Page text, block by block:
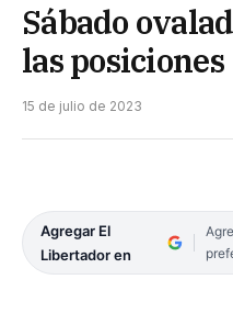
Sábado
las posiciones
15 de julio de 2023
Agregar El
Libertador en